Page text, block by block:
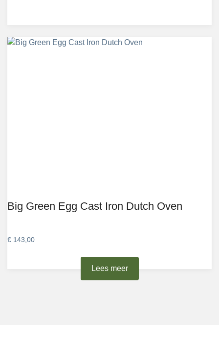
Lees meer
Big Green Egg Cast Iron Dutch Oven
€ 143,00